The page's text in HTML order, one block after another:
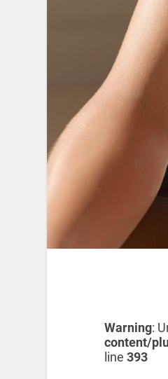
Warning:
content/
line 393